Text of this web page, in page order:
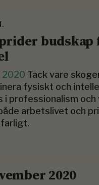
budskap
2020 Tack vare
fysiskt och
i professionalism och
arbetslivet och
2020